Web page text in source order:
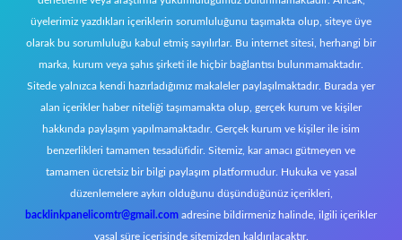
üyelerimiz yazdıkları içeriklerin sorumluluğunu taşımakta olup, siteye üye
olarak bu sorumluluğu kabul etmiş sayılırlar. Bu internet sitesi, herhangi bir
marka, kurum veya şahıs şirketi ile hiçbir bağlantısı bulunmamaktadır.
Sitede yalnızca kendi hazırladığımız makaleler paylaşılmaktadır. Burada yer
alan içerikler haber niteliği taşımamakta olup, gerçek kurum ve kişiler
hakkında paylaşım yapılmamaktadır. Gerçek kurum ve kişiler ile isim
benzerlikleri tamamen tesadüfidir. Sitemiz, kar amacı gütmeyen ve
tamamen ücretsiz bir bilgi paylaşım platformudur. Hukuka ve yasal
düzenlemelere aykırı olduğunu düşündüğünüz içerikleri,
backlinkpanelicomtr@gmail.com adresine bildirmeniz halinde, ilgili içerikler
yasal süre içerisinde sitemizden kaldırılacaktır.